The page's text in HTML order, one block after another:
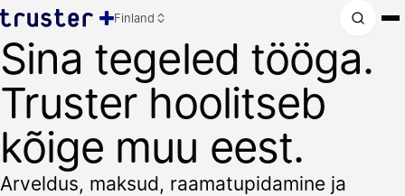
Finland
Sina tegeled tööga.
Truster hoolitseb
kõige muu eest.
Arveldus, maksud, raamatupidamine ja